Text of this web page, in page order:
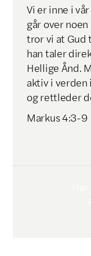
Vi er inne i
går over
tror vi at Gud
han taler
Hellige Ånd.
aktiv i verden
og rettleder
Markus 4:3-9